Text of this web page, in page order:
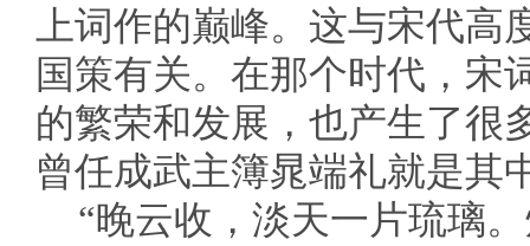
上词作的巅峰。这与宋代高
国策有关。在那个时代，宋
的繁荣和发展，也产生了很
曾任成武主簿晁端礼就是其
“晚云收，淡天一片琉璃